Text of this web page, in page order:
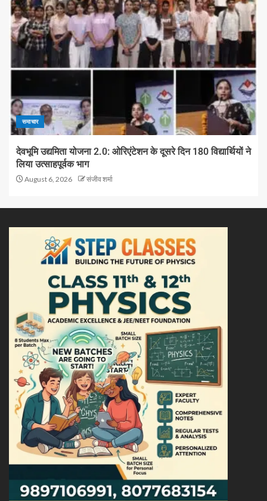
समाचार
देवभूमि उद्यमिता योजना 2.0: ओरिएंटेशन के दूसरे दिन 180 विद्यार्थियों ने
लिया उत्साहपूर्वक भाग
August 6, 2026 संजीव शर्मा